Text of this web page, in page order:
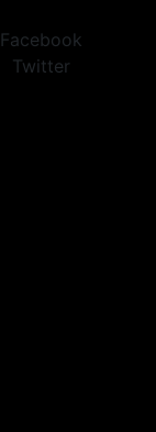
Facebook
Twitter